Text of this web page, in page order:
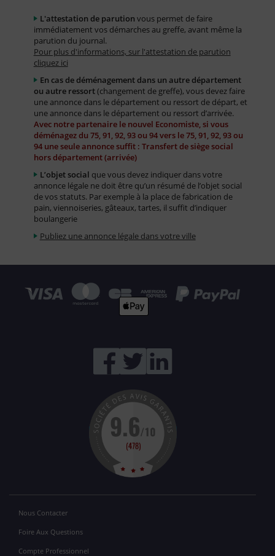
L'attestation de parution vous permet de faire
immédiatement vos démarches au greffe, avant même la
parution du journal.
Pour plus d'informations, sur l'attestation de parution
cliquez ici
En cas de déménagement dans un autre département
ou autre ressort(changement de greffe), vous devez faire
une annonce dans le département ou ressort de départ, et
une annonce dans le département ou ressort d’arrivée.
Avec notre partenaire le nouvel Economiste, si vous
déménagez du 75, 91, 92, 93 ou 94 vers le 75, 91, 92, 93 ou
94 une seule annonce suffit : Transfert de siège social
hors département (arrivée)
L’objet social que vous devez indiquer dans votre
annonce légale ne doit être qu’un résumé de l’objet social
de vos statuts. Par exemple à la place de fabrication de
pain, viennoiseries, gâteaux, tartes, il suffit d’indiquer
boulangerie
Publiez une annonce légale dans votre ville
Nous Contacter
Foire Aux Questions
Compte Professionnel